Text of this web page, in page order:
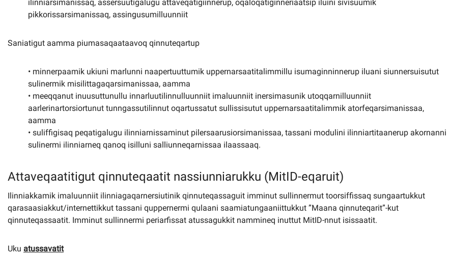
ilinniarsimanissaq, assersuutigalugu attaveqatigiinnerup, oqaloqatiginneriaatsip iluini sivisuumik
pikkorissarsimanissaq, assingusumilluunniit
Saniatigut aamma piumasaqaataavoq qinnuteqartup
• minnerpaamik ukiuni marlunni naapertuuttumik uppernarsaatitalimmillu isumaginninnerup iluani siunnersuisutut
sulinermik misilittagaqarsimanissaa, aamma
• meeqqanut inuusuttunullu innarluutilinnulluunniit imaluunniit inersimasunik utoqqarnilluunniit
aarlerinartorsiortunut tunngassutilinnut oqartussatut sullissisutut uppernarsaatitalimmik atorfeqarsimanissaa,
aamma
• suliffigisaq peqatigalugu ilinniarnissaminut pilersaarusiorsimanissaa, tassani modulini ilinniartitaanerup akornanni
sulinermi ilinniarneq qanoq isilluni salliunneqarnissaa ilaassaaq.
Attaveqaatitigut qinnuteqaatit nassiunniarukku (MitID-eqaruit)
Ilinniakkamik imaluunniit ilinniagaqarnersiutinik qinnuteqassaguit imminut sullinnermut toorsiffissaq sungaartukkut
qarasaasiakkut/internettikkut tassani quppernermi qulaani saamiatungaaniittukkut ”Maana qinnuteqarit”-kut
qinnuteqassaatit. Imminut sullinnermi periarfissat atussagukkit nammineq inuttut MitID-nnut isissaatit.
Uku atussavatit